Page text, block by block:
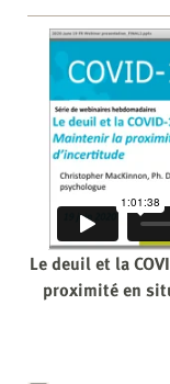
Le deuil et la
proximité en